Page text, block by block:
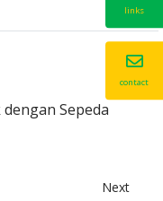
Sepeda
Next
links
contact